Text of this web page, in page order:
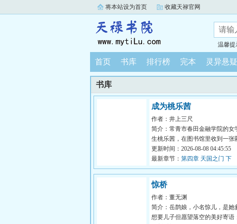
将本站设为首页 收藏天禄官网
温馨提
首页 书库 排行榜 完本 灵异悬疑
书库
成为桃乐茜
作者：井上三尺
简介：常青市春田金融学院的女
生桃乐茜，在图书馆里收到一张
名纸条。纸条指示她于傍晚在学校
人工湖畔...
更新时间：2026-08-08 04:45:55
最新章节： 第四章 天国之门 下
惊桥
作者：董无渊
简介：岳鹊娘，小名惊儿，是她
想要儿子但愿望落空的美好寄语